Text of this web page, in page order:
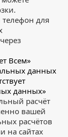
телефон для
Всем»
данных
данных»
расчёт
вашей
расчётов
на сайтах